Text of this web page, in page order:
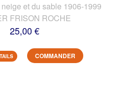
et du sable 1906-1999
FRISON ROCHE
25,00 €
COMMANDER